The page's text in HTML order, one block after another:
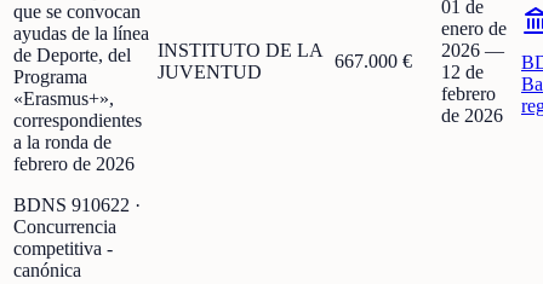
que se convocan
ayudas de la línea
de Deporte, del
Programa
«Erasmus+»,
correspondientes
a la ronda de
febrero de 2026
BDNS 910622 ·
Concurrencia
competitiva -
canónica
INSTITUTO DE LA
JUVENTUD
667.000 €
01 de
enero de
2026 —
12 de
febrero
de 2026